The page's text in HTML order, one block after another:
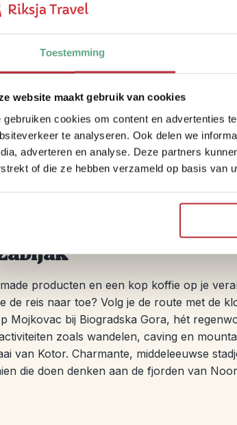
Toestemming
website maakt gebruik van cookies
gebruiken cookies om content en advertenties
te analyseren. Ook delen we
adverteren en analyse. Deze partners
of die ze hebben verzameld op basis van
Als
op
producten en een kop koffie op je
de reis naar toe? Volg je de route met de
Mojkovac bij Biogradska Gora, hét
zoals wandelen, caving en
van Kotor. Charmante, middeleeuwse
die doen denken aan de fjorden van